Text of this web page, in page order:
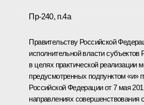
Пр-240, п.4а
Правительству Российской
исполнительной власти субъектов
в целях практической реализации
предусмотренных подпунктом «и»
Российской Федерации от 7 мая
направлениях совершенствования